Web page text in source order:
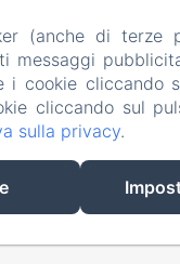
Appartamento
EN
(anche di terze
messaggi
i cookie cliccando
cliccando sul
sulla privacy.